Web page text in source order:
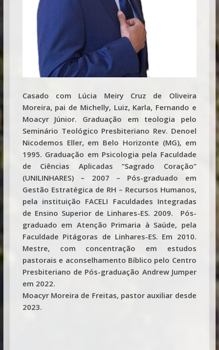
Casado com Lúcia Meiry Cruz de Oliveira
Moreira, pai de Michelly, Luiz, Karla, Fernando e
Moacyr Júnior. Graduação em teologia pelo
Seminário Teológico Presbiteriano Rev. Denoel
Nicodemos Eller, em Belo Horizonte (MG), em
1995. Graduação em Psicologia pela Faculdade
de Ciências Aplicadas “Sagrado Coração”
(UNILINHARES) – 2007 – Pós-graduado em
Gestão Estratégica de RH – Recursos Humanos,
pela instituição FACELI Faculdades Integradas
de Ensino Superior de Linhares-ES. 2009. Pós-
graduado em Atenção Primaria à Saúde, pela
Faculdade Pitágoras de Linhares-ES. Em 2010.
Mestre, com concentração em estudos
pastorais e aconselhamento Bíblico pelo Centro
Presbiteriano de Pós-graduação Andrew Jumper
em 2022.
Moacyr Moreira de Freitas, pastor auxiliar desde
2023.